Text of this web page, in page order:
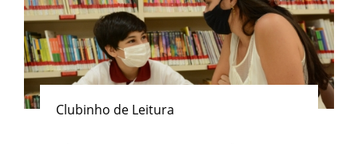
Clubinho de Leitura